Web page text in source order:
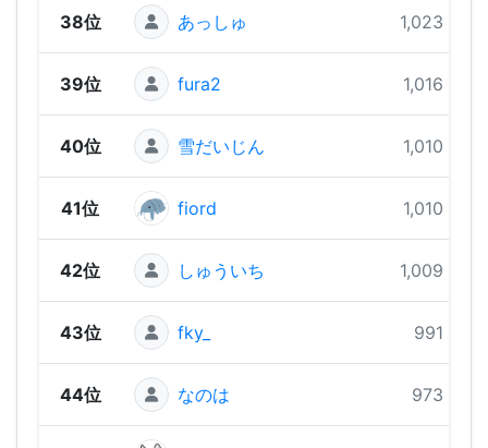
38位 あっしゅ 1,023 pts
39位 fura2 1,016 pts
40位 雪だいじん 1,010 pts
41位 fiord 1,010 pts
42位 しゅういち 1,009 pts
43位 fky_ 991 pts
44位 なのは 973 pts